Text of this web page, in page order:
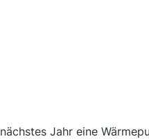
Jahr eine